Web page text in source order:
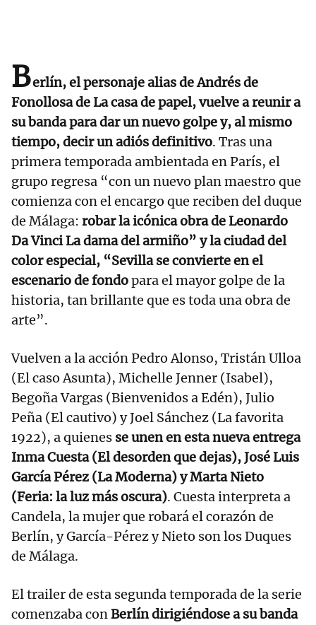
Berlín, el personaje alias de Andrés de
Fonollosa de La casa de papel, vuelve a reunir a
su banda para dar un nuevo golpe y, al mismo
tiempo, decir un adiós definitivo. Tras una
primera temporada ambientada en París, el
grupo regresa “con un nuevo plan maestro que
comienza con el encargo que reciben del duque
de Málaga: robar la icónica obra de Leonardo
Da Vinci La dama del armiño” y la ciudad del
color especial, “Sevilla se convierte en el
escenario de fondopara el mayor golpe de la
historia, tan brillante que es toda una obra de
arte”.
Vuelven a la acción Pedro Alonso, Tristán Ulloa
(El caso Asunta), Michelle Jenner (Isabel),
Begoña Vargas (Bienvenidos a Edén), Julio
Peña (El cautivo) y Joel Sánchez (La favorita
1922), a quienes se unen en esta nueva entrega
Inma Cuesta (El desorden que dejas), José Luis
García Pérez (La Moderna) y Marta Nieto
(Feria: la luz más oscura). Cuesta interpreta a
Candela, la mujer que robará el corazón de
Berlín, y García-Pérez y Nieto son los Duques
de Málaga.
El trailer de esta segunda temporada de la serie
comenzaba conBerlín dirigiéndose a su banda